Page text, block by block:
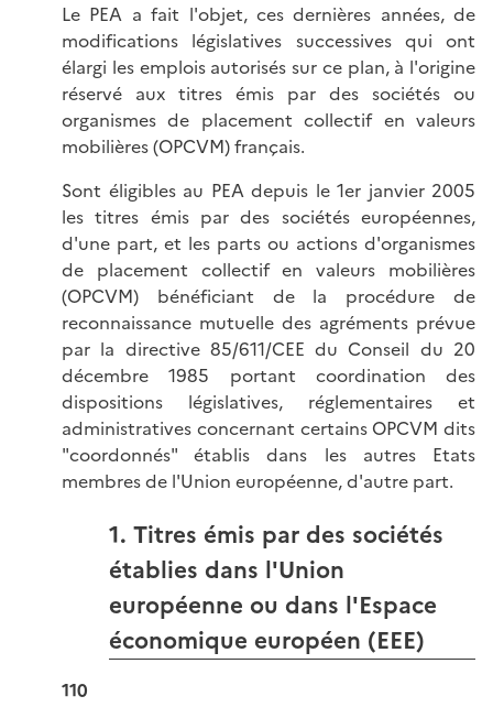
Le PEA a fait l'objet, ces dernières années, de
modifications législatives successives qui ont
élargi les emplois autorisés sur ce plan, à l'origine
réservé aux titres émis par des sociétés ou
organismes de placement collectif en valeurs
mobilières (OPCVM) français.
Sont éligibles au PEA depuis le 1er janvier 2005
les titres émis par des sociétés européennes,
d'une part, et les parts ou actions d'organismes
de placement collectif en valeurs mobilières
(OPCVM) bénéficiant de la procédure de
reconnaissance mutuelle des agréments prévue
par la directive 85/611/CEE du Conseil du 20
décembre 1985 portant coordination des
dispositions législatives, réglementaires et
administratives concernant certains OPCVM dits
"coordonnés" établis dans les autres Etats
membres de l'Union européenne, d'autre part.
1. Titres émis par des sociétés
établies dans l'Union
européenne ou dans l'Espace
économique européen (EEE)
110